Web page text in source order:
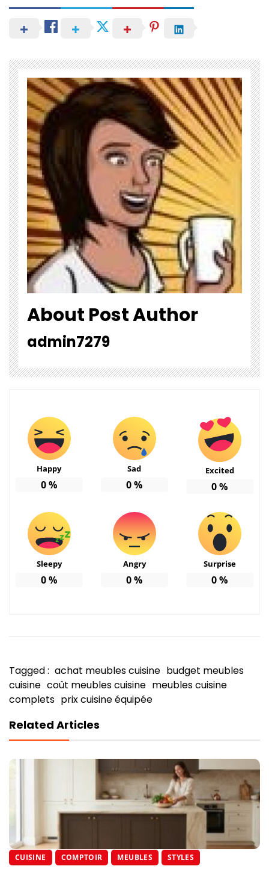
About Post Author
admin7279
Happy
0%
Sad
0%
Excited
0%
Sleepy
0%
Angry
0%
Surprise
0%
Tagged : achat meubles cuisine budget meubles
cuisine coût meubles cuisine meubles cuisine
complets prix cuisine équipée
Related Articles
CUISINE COMPTOIR MEUBLES STYLES